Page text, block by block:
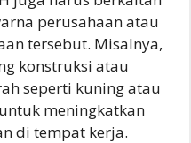
perusahaan atau
tersebut. Misalnya,
konstruksi atau
seperti kuning atau
meningkatkan
di tempat kerja.